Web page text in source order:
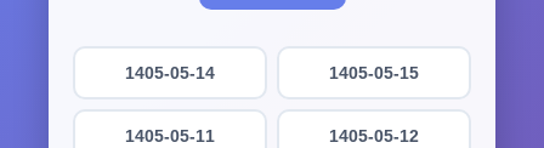
1405-05-15
1405-05-14
1405-05-12
1405-05-11